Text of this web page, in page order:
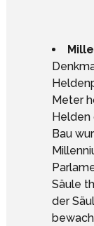
Meter
Helden
Bau
Säule
der